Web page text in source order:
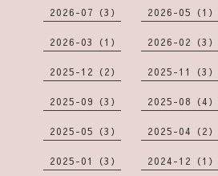
2026-07（3） 2026-05（1）
2026-03（1） 2026-02（3）
2025-12（2） 2025-11（3）
2025-09（3） 2025-08（4）
2025-05（3） 2025-04（2）
2025-01（3） 2024-12（1）